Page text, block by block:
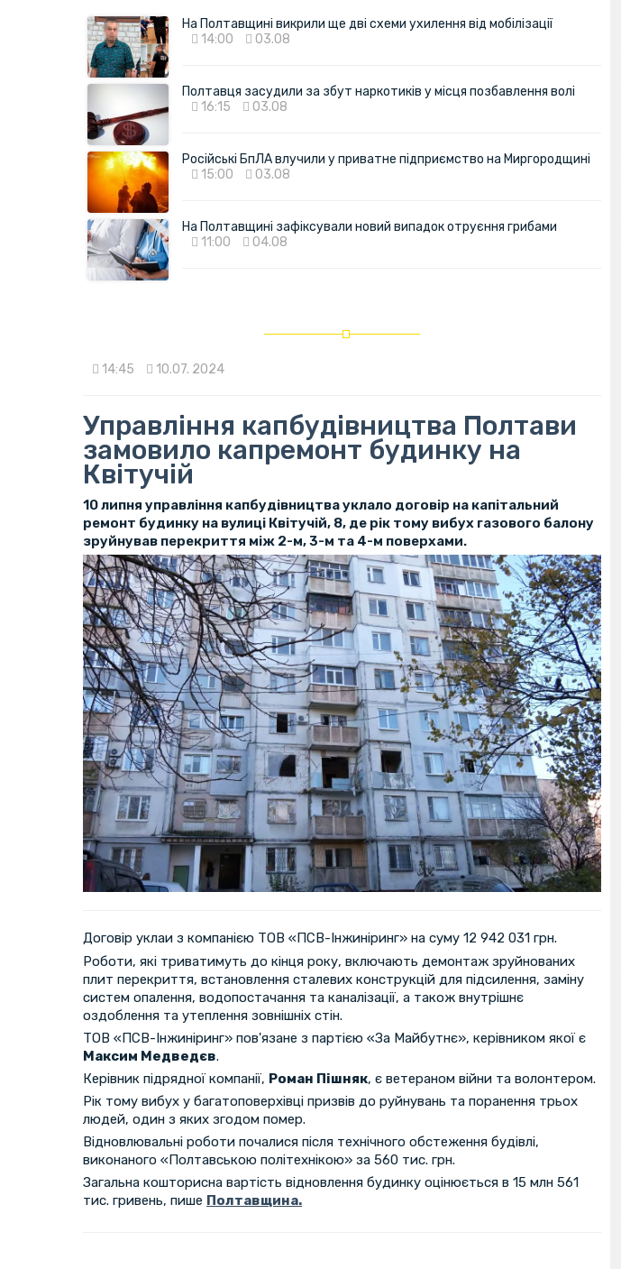
На Полтавщині викрили ще дві схеми ухилення від мобілізації
14:00
03.08
Полтавця засудили за збут наркотиків у місця позбавлення волі
16:15
03.08
Російські БпЛА влучили у приватне підприємство на Миргородщині
15:00
03.08
На Полтавщині зафіксували новий випадок отруєння грибами
11:00
04.08
14:45 10.07. 2024
Управління капбудівництва Полтави
замовило капремонт будинку на
Квітучій
10 липня управління капбудівництва уклало договір на капітальний
ремонт будинку на вулиці Квітучій, 8, де рік тому вибух газового балону
зруйнував перекриття між 2-м, 3-м та 4-м поверхами.
Договір уклаи з компанією ТОВ «ПСВ-Інжиніринг» на суму 12 942 031 грн.
Роботи, які триватимуть до кінця року, включають демонтаж зруйнованих
плит перекриття, встановлення сталевих конструкцій для підсилення, заміну
систем опалення, водопостачання та каналізації, а також внутрішнє
оздоблення та утеплення зовнішніх стін.
ТОВ «ПСВ-Інжиніринг» пов'язане з партією «За Майбутнє», керівником якої є
Максим Медведєв.
Керівник підрядної компанії, Роман Пішняк, є ветераном війни та волонтером.
Рік тому вибух у багатоповерхівці призвів до руйнувань та поранення трьох
людей, один з яких згодом помер.
Відновлювальні роботи почалися після технічного обстеження будівлі,
виконаного «Полтавською політехнікою» за 560 тис. грн.
Загальна кошторисна вартість відновлення будинку оцінюється в 15 млн 561
тис. гривень, пише Полтавщина.